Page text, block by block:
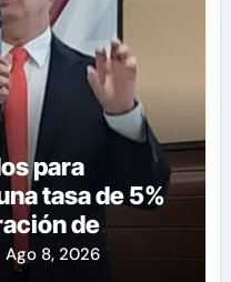
para
tasa de 5%
de
Ago 8, 2026